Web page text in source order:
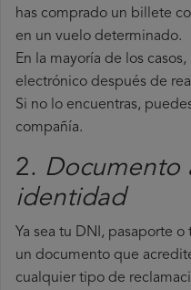
has comprado un billete
en un vuelo determinado.
En la mayoría de los
electrónico después de
Si no lo encuentras,
compañía.
2. Documento
identidad
Ya sea tu DNI, pasaporte
un documento que
cualquier tipo de